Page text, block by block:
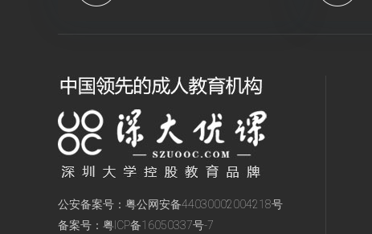
公安备案号： 粤公网安备44030002004218号
备案号： 粤ICP备16050337号-7